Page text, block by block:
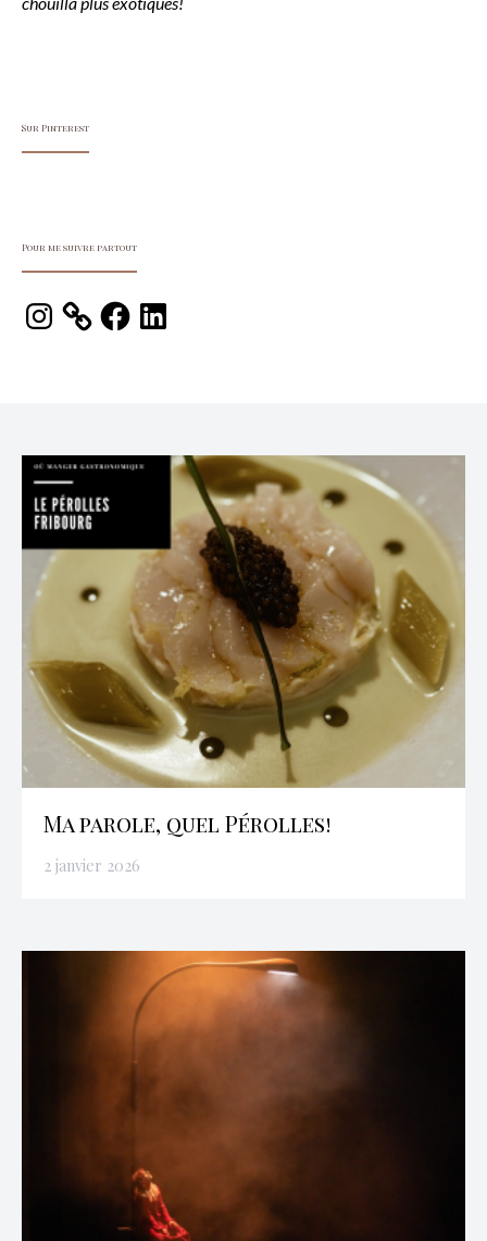
Sur Pinterest
Pour me suivre partout
Instagram FacebookLinkedIn
Ma parole, quel Pérolles!
2 janvier 2026